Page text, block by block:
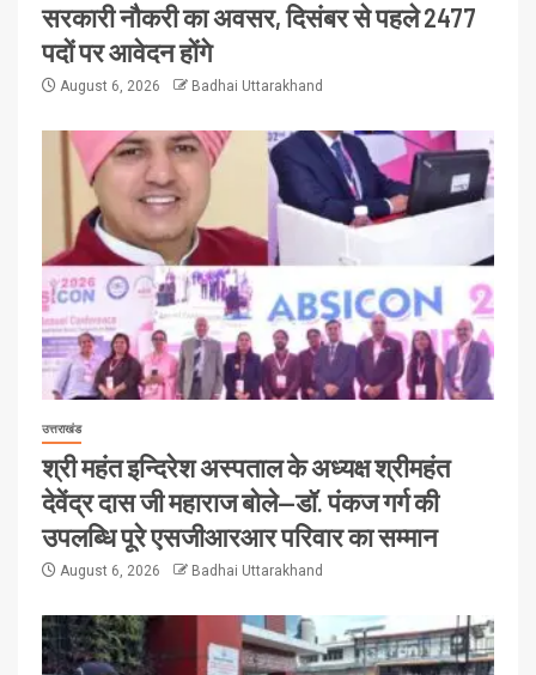
सरकारी नौकरी का अवसर, दिसंबर से पहले 2477
पदों पर आवेदन होंगे
August 6, 2026 Badhai Uttarakhand
उत्तराखंड
श्री महंत इन्दिरेश अस्पताल के अध्यक्ष श्रीमहंत
देवेंद्र दास जी महाराज बोले—डॉ. पंकज गर्ग की
उपलब्धि पूरे एसजीआरआर परिवार का सम्मान
August 6, 2026 Badhai Uttarakhand